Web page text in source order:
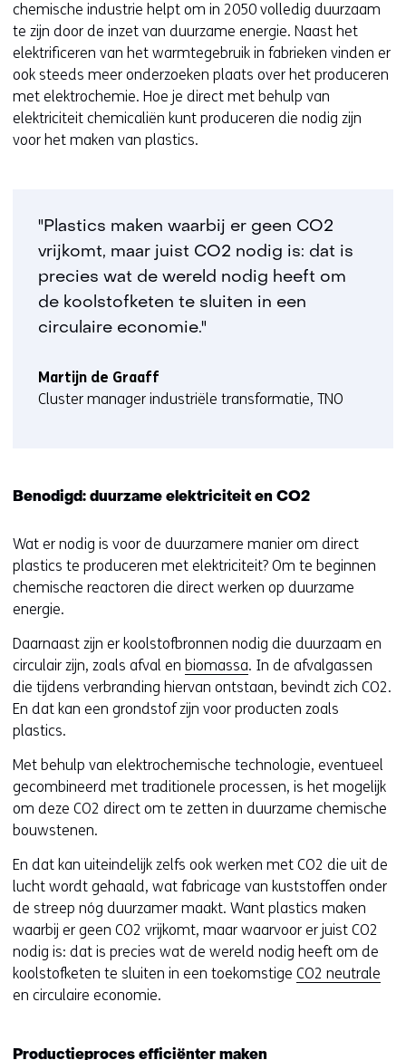
chemische industrie helpt om in 2050 volledig duurzaam
te zijn door de inzet van duurzame energie. Naast het
elektrificeren van het warmtegebruik in fabrieken vinden er
ook steeds meer onderzoeken plaats over het produceren
met elektrochemie. Hoe je direct met behulp van
elektriciteit chemicaliën kunt produceren die nodig zijn
voor het maken van plastics.
"Plastics maken waarbij er geen CO2
vrijkomt, maar juist CO2 nodig is: dat is
precies wat de wereld nodig heeft om
de koolstofketen te sluiten in een
circulaire economie."
Martijn de Graaff
Cluster manager industriële transformatie, TNO
Benodigd: duurzame elektriciteit en CO2
Wat er nodig is voor de duurzamere manier om direct
plastics te produceren met elektriciteit? Om te beginnen
chemische reactoren die direct werken op duurzame
energie.
Daarnaast zijn er koolstofbronnen nodig die duurzaam en
circulair zijn, zoals afval en biomassa. In de afvalgassen
die tijdens verbranding hiervan ontstaan, bevindt zich CO2.
En dat kan een grondstof zijn voor producten zoals
plastics.
Met behulp van elektrochemische technologie, eventueel
gecombineerd met traditionele processen, is het mogelijk
om deze CO2 direct om te zetten in duurzame chemische
bouwstenen.
En dat kan uiteindelijk zelfs ook werken met CO2 die uit de
lucht wordt gehaald, wat fabricage van kuststoffen onder
de streep nóg duurzamer maakt. Want plastics maken
waarbij er geen CO2 vrijkomt, maar waarvoor er juist CO2
nodig is: dat is precies wat de wereld nodig heeft om de
koolstofketen te sluiten in een toekomstige CO2 neutrale
en circulaire economie.
Productieproces efficiënter maken